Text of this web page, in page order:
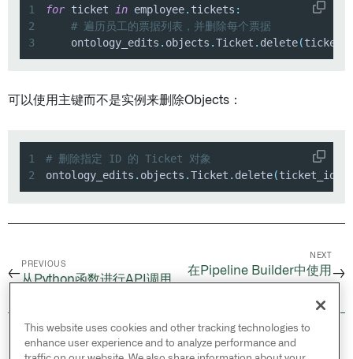
1 for ticket in employee. tickets :
2
# 遍历员工的票据列表，并删除每个票据
3
    ontology_edits
. objects .Ticket . delete(ticket
可以使用主键而不是实例来删除Objects：
1
# 删除指定 ID 的 Ticket 对象
2
ontology_edits . objects .Ticket . delete(ticket_id
←
PREVIOUS
从Python函数进行API调用
NEXT
在Pipeline Builder中使用 →
© 2026 Palantir Technologies Inc. All rights
reserved.
This website uses cookies and other tracking technologies to
enhance user experience and to analyze performance and